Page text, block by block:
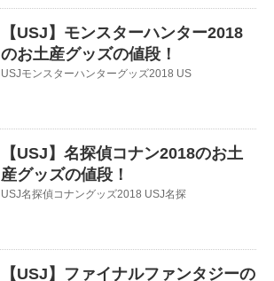
【USJ】モンスターハンター2018
のお土産グッズの値段！
USJモンスターハンターグッズ2018 US
【USJ】名探偵コナン2018のお土
産グッズの値段！
USJ名探偵コナングッズ2018 USJ名探
【USJ】ファイナルファンタジーの